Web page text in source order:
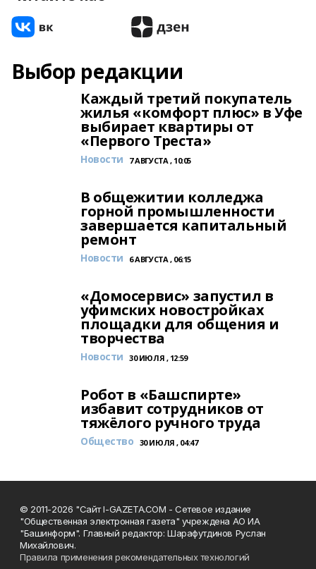
Выбор редакции
Каждый третий покупатель
жилья «комфорт плюс» в Уфе
выбирает квартиры от
«Первого Треста»
Новости 7 АВГУСТА , 10:05
В общежитии колледжа
горной промышленности
завершается капитальный
ремонт
Новости 6 АВГУСТА , 06:15
«Домосервис» запустил в
уфимских новостройках
площадки для общения и
творчества
Новости 30 ИЮЛЯ , 12:59
Робот в «Башспирте»
избавит сотрудников от
тяжёлого ручного труда
Общество 30 ИЮЛЯ , 04:47
© 2011-2026 "Сайт I-GAZETA.COM - Сетевое издание
"Общественная электронная газета" учреждена АО ИА
"Башинформ". Главный редактор: Шарафутдинов Руслан
Михайлович.
Правила применения рекомендательных технологий